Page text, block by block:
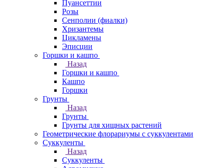
Пуансеттии
Розы
Сенполии (фиалки)
Хризантемы
Цикламены
Эписции
Горшки и кашпо
Назад
Горшки и кашпо
Кашпо
Горшки
Грунты
Назад
Грунты
Грунты для хищных растений
Геометрические флорариумы с суккулентами
Суккуленты
Назад
Суккуленты